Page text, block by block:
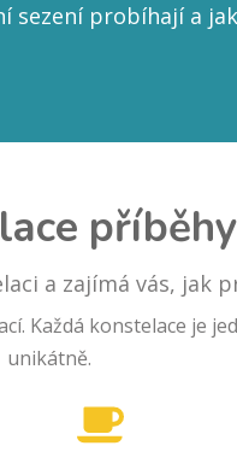
sezení probíhají a
příběhy
a zajímá vás, jak
Každá konstelace je
unikátně.